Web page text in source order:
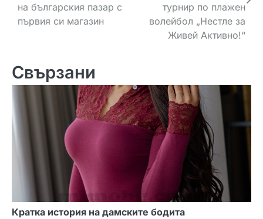
в
а
и
я
на българския пазар с
първия си магазин
турнир по плажен
волейбол „Нестле за
Живей Активно!“
Свързани
Кратка история на дамските бодита